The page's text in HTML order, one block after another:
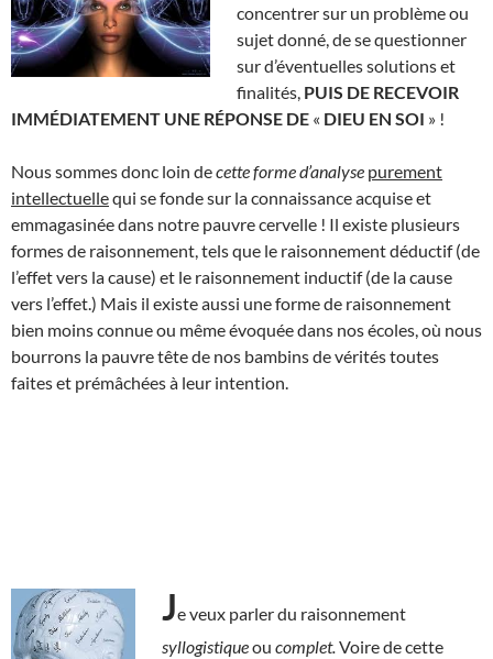
concentrer sur un problème ou
sujet donné, de se questionner
sur d’éventuelles solutions et
finalités, PUIS DE RECEVOIR
IMMÉDIATEMENT UNE RÉPONSE DE « DIEU EN SOI » !
Nous sommes donc loin decette formed’analyse purement
intellectuellequi se fonde sur la connaissance acquise et
emmagasinée dans notre pauvre cervelle ! Il existe plusieurs
formes de raisonnement, tels que le raisonnement déductif (de
l’effet vers la cause) et le raisonnement inductif (de la cause
vers l’effet.) Mais il existe aussi une forme de raisonnement
bien moins connue ou même évoquée dans nos écoles, où nous
bourrons la pauvre tête de nos bambins de vérités toutes
faites et prémâchées à leur intention.
Je veux parler du raisonnement
syllogistiqueou complet. Voire de cette